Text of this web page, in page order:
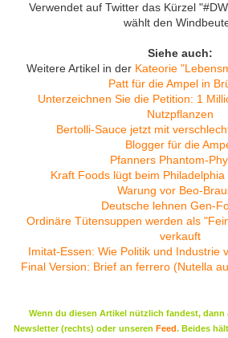
Verwendet auf Twitter das Kürzel
wählt den
Siehe auch:
Weitere Artikel in der Kateorie
Patt für die Ampel in
Unterzeichnen Sie die Petition: 1
Nutzpflanzen
Bertolli-Sauce jetzt mit
Blogger für die
Pfanners Phantom-
Kraft Foods lügt beim
Warung vor Beo-
Deutsche lehnen Gen-
Ordinäre Tütensuppen werden als
verkauft
Imitat-Essen: Wie Politik und Industrie
Final Version: Brief an ferrero (Nutella
Wenn du diesen Artikel nützlich fandest, dann
Newsletter (rechts) oder unseren Feed. Beides